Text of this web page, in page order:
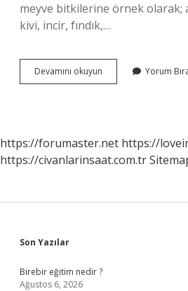
meyve bitkilerine örnek olarak;
kivi, incir, fındık,…
Devamını okuyun
Dal
Yorum
https://forumaster.net https://
https://civanlarinsaat.com.tr
Sidebar
Son Yazılar
Birebir eğitim nedir ?
Ağustos 6, 2026